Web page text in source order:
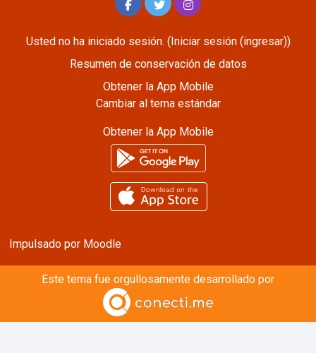
Usted no ha iniciado sesión. (Iniciar sesión (ingresar))
Resumen de conservación de datos
Obtener la App Mobile
Cambiar al tema estándar
Obtener la App Mobile
Impulsado por Moodle
Este tema fue orgullosamente desarrollado por